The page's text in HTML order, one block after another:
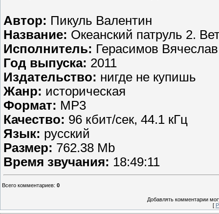
Автор: Пикуль Валентин
Название: Океанский патруль 2.
Исполнитель: Герасимов Вячеслав
Год выпуска: 2011
Издательство: нигде не купишь
Жанр: историческая
Формат: MP3
Качество: 96 кбит/сек, 44.1 кГц
Язык: русский
Размер: 762.38 Mb
Время звучания: 18:49:11
Всего комментариев: 0
Добавлять комментарии
[